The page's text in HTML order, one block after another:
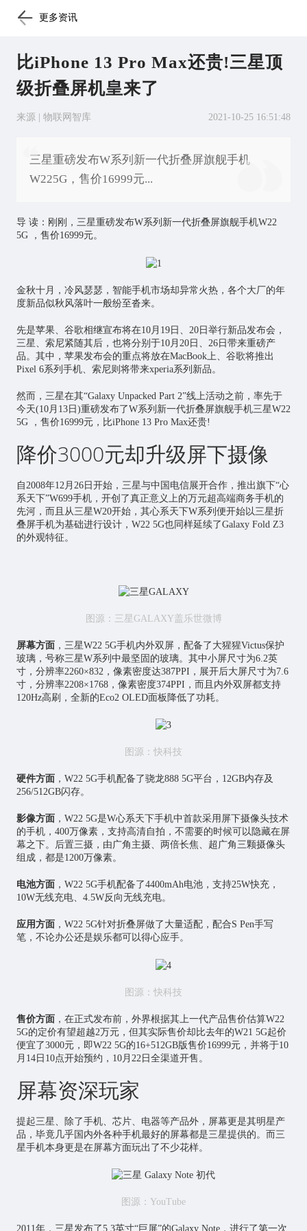
更多资讯
比iPhone 13 Pro Max还贵!三星顶
级折叠屏机皇来了
来源 | 物联网智库 2021-10-25 16:51:48
三星重磅发布W系列新一代折叠屏旗舰手机
W225G，售价16999元...
导 读：刚刚，三星重磅发布W系列新一代折叠屏旗舰手机W22
5G ，售价16999元。
金秋十月，冷风瑟瑟，智能手机市场却异常火热，各个大厂的年
度新品似秋风落叶一般纷至沓来。
先是苹果、谷歌相继宣布将在10月19日、20日举行新品发布会，
三星、索尼紧随其后，也将分别于10月20日、26日带来重磅产
品。其中，苹果发布会的重点将放在MacBook上、谷歌将推出
Pixel 6系列手机、索尼则将带来xperia系列新品。
然而，三星在其“Galaxy Unpacked Part 2”线上活动之前，率先于
今天(10月13日)重磅发布了W系列新一代折叠屏旗舰手机三星W22
5G ，售价16999元，比iPhone 13 Pro Max还贵!
降价3000元却升级屏下摄像
自2008年12月26日开始，三星与中国电信展开合作，推出旗下“心
系天下”W699手机，开创了真正意义上的万元超高端商务手机的
先河，而且从三星W20开始，其心系天下W系列便开始以三星折
叠屏手机为基础进行设计，W22 5G也同样延续了Galaxy Fold Z3
的外观特征。
图源：三星GALAXY盖乐世微博
屏幕方面 ，三星W22 5G手机内外双屏，配备了大猩猩Victus保护
玻璃，号称三星W系列中最坚固的玻璃。其中小屏尺寸为6.2英
寸，分辨率2260×832，像素密度达387PPI，展开后大屏尺寸为7.6
寸，分辨率2208×1768，像素密度374PPI，而且内外双屏都支持
120Hz高刷，全新的Eco2 OLED面板降低了功耗。
图源：快科技
硬件方面 ，W22 5G手机配备了骁龙888 5G平台，12GB内存及
256/512GB闪存。
影像方面 ，W22 5G是W心系天下手机中首款采用屏下摄像头技术
的手机，400万像素，支持高清自拍，不需要的时候可以隐藏在屏
幕之下。后置三摄，由广角主摄、两倍长焦、超广角三颗摄像头
组成，都是1200万像素。
电池方面 ，W22 5G手机配备了4400mAh电池，支持25W快充，
10W无线充电、4.5W反向无线充电。
应用方面 ，W22 5G针对折叠屏做了大量适配，配合S Pen手写
笔，不论办公还是娱乐都可以得心应手。
图源：快科技
售价方面，在正式发布前，外界根据其上一代产品售价估算W22
5G的定价有望超越2万元，但其实际售价却比去年的W21 5G起价
便宜了3000元，即W22 5G的16+512GB版售价16999元，并将于10
月14日10点开始预约，10月22日全渠道开售。
屏幕资深玩家
提起三星、除了手机、 芯片、电器等产品外，屏幕更是其明星产
品，毕竟几乎国内外各种手机最好的屏幕都是三星提供的。而三
星手机本身更是在屏幕方面玩出了不少花样。
图源：YouTube
2011年，三星发布了5.3英寸“巨屏”的Galaxy Note，进行了第一次